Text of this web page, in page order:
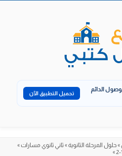
الدائم
تحميل التطبيق الآن
»حلول المرحلة الثانوية» ثاني ثانوي مسارات»
»